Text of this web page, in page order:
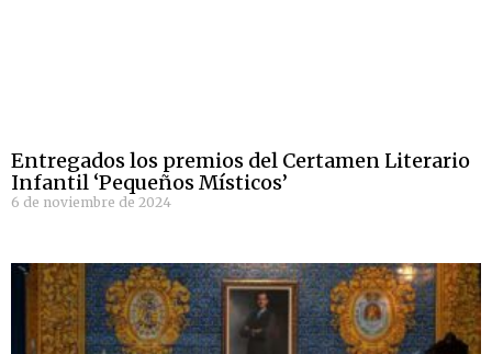
Entregados los premios del Certamen Literario
Infantil ‘Pequeños Místicos’
6 de noviembre de 2024